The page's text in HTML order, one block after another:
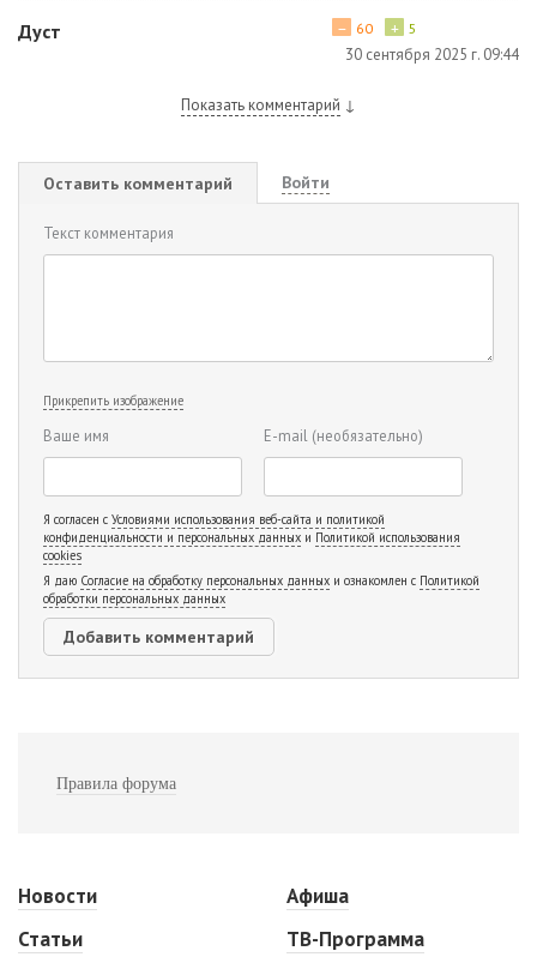
Дуст + 5
− 60
30 сентября 2025 г. 09:44
Показать комментарий ↓
Оставить комментарий Войти
Текст комментария
Прикрепить изображение
Ваше имя E-mail (необязательно)
Я согласен с Условиями использования веб-сайта и политикой
конфиденциальности и персональных данных и Политикой использования
cookies
Я даю Согласие на обработку персональных данных и ознакомлен с Политикой
обработки персональных данных
Правила форума
Новости
Статьи
Афиша
ТВ-Программа